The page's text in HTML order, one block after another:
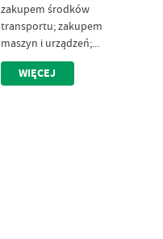
zakupem środków
transportu; zakupem
maszyn i urządzeń;...
WIĘCEJ